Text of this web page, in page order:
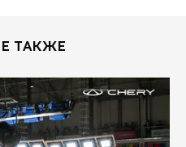
ТАКЖЕ